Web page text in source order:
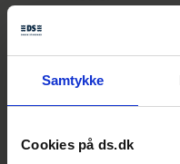
Samtykke
Cookies på ds.dk
Som
arbejdsgrupperne: